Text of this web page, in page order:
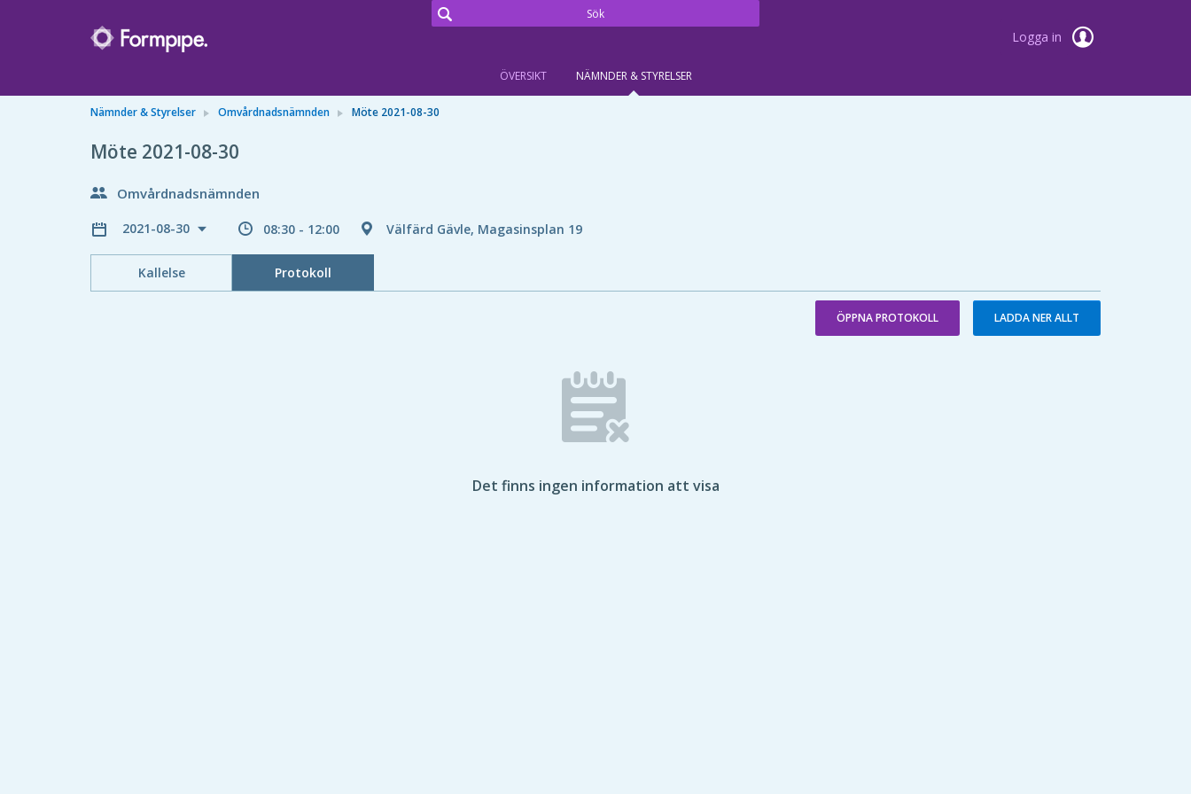
Logga in
ÖVERSIKT NÄMNDER & STYRELSER
Nämnder & Styrelser Omvårdnadsnämnden Möte 2021-08-30
Möte 2021-08-30
Omvårdnadsnämnden
2021-08-30 08:30 - 12:00 Välfärd Gävle, Magasinsplan 19
Kallelse Protokoll
ÖPPNA PROTOKOLL LADDA NER ALLT
Det finns ingen information att visa